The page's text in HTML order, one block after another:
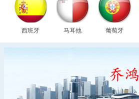
西班牙 马耳他 葡萄牙